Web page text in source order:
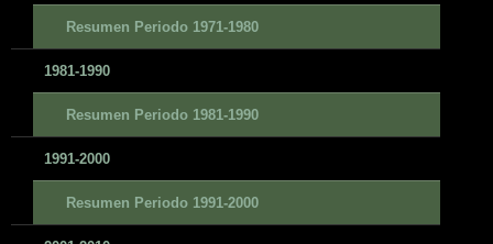
Resumen Periodo 1971-1980
1981-1990
Resumen Periodo 1981-1990
1991-2000
Resumen Periodo 1991-2000